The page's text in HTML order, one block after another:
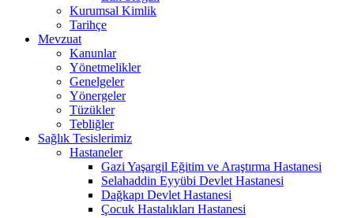
Kurumsal Kimlik
Tarihçe
Mevzuat
Kanunlar
Yönetmelikler
Genelgeler
Yönergeler
Tüzükler
Tebliğler
Sağlık Tesislerimiz
Hastaneler
Gazi Yaşargil Eğitim ve Araştırma Hastanesi
Selahaddin Eyyübi Devlet Hastanesi
Dağkapı Devlet Hastanesi
Çocuk Hastalıkları Hastanesi